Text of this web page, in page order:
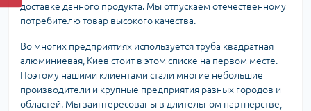
доставке данного продукта. Мы отпускаем отечественному
потребителю товар высокого качества.
Во многих предприятиях используется труба квадратная
алюминиевая, Киев стоит в этом списке на первом месте.
Поэтому нашими клиентами стали многие небольшие
производители и крупные предприятия разных городов и
областей. Мы заинтересованы в длительном партнерстве,